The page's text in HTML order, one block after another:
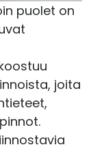
puolet on
joita